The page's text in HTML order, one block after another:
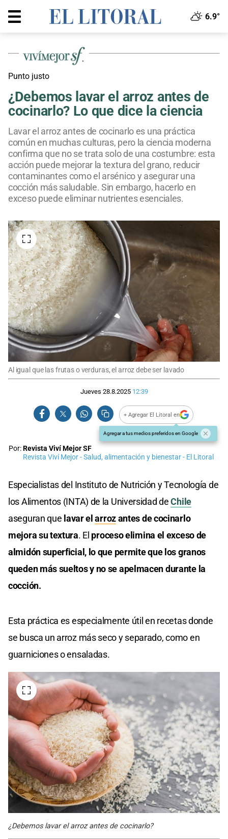
6.9°
Punto justo
¿Debemos lavar el arroz antes de
cocinarlo? Lo que dice la ciencia
Lavar el arroz antes de cocinarlo es una práctica
común en muchas culturas, pero la ciencia moderna
confirma que no se trata solo de una costumbre: esta
acción puede mejorar la textura del grano, reducir
contaminantes como el arsénico y asegurar una
cocción más saludable. Sin embargo, hacerlo en
exceso puede eliminar nutrientes esenciales.
Al igual que las frutas o verduras, el arroz debe ser lavado
Jueves 28.8.2025 12:39
+ Agregar El Litoral en
Agregar a tus medios preferidos en Google
Por:Revista Viví Mejor SF
Revista Viví Mejor - Salud, alimentación y bienestar - El Litoral
Especialistas del Instituto de Nutrición y Tecnología de
los Alimentos (INTA) de la Universidad deChile
aseguran que lavar elarrozantes de cocinarlo
mejora su textura. El proceso elimina el exceso de
almidón superficial, lo que permite que los granos
queden más sueltos y no se apelmacen durante la
cocción.
Esta práctica es especialmente útil en recetas donde
se busca un arroz más seco y separado, como en
guarniciones o ensaladas.
¿Debemos lavar el arroz antes de cocinarlo?